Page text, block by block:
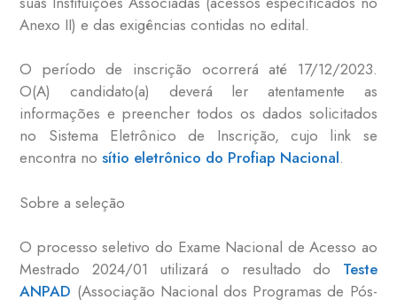
Anexo II) e das exigências contidas no edital.
O período de inscrição ocorrerá até 17/12/2023.
O(A) candidato(a) deverá ler atentamente as
informações e preencher todos os dados solicitados
no Sistema Eletrônico de Inscrição, cujo link se
encontra nosítio eletrônico do Profiap Nacional.
Sobre a seleção
O processo seletivo do Exame Nacional de Acesso ao
Mestrado 2024/01 utilizará o resultado do Teste
ANPAD (Associação Nacional dos Programas de Pós-